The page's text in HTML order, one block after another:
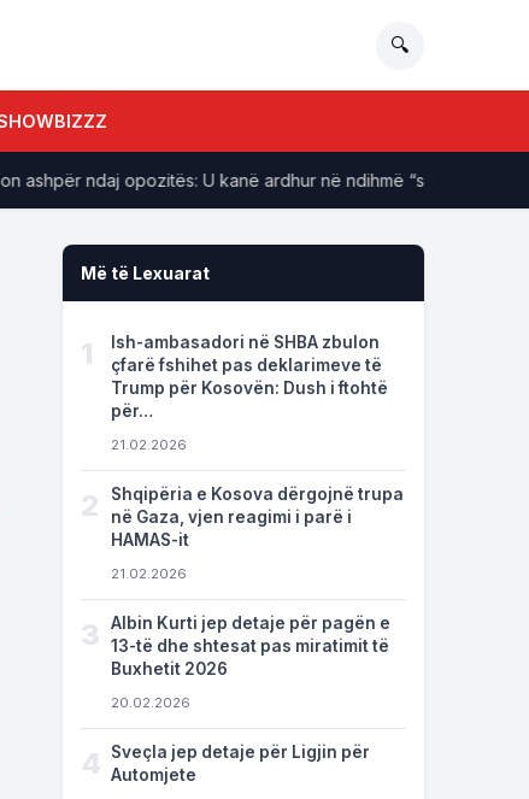
🔍
ndaj opozitës: U kanë ardhur në ndihmë “shokët e
Më të Lexuarat
1
Ish-ambasadori në SHBA zbulon
çfarë fshihet pas deklarimeve të
Trump për Kosovën: Dush i ftohtë
për…
21.02.2026
2
Shqipëria e Kosova dërgojnë trupa
në Gaza, vjen reagimi i parë i
HAMAS-it
21.02.2026
3
Albin Kurti jep detaje për pagën e
13-të dhe shtesat pas miratimit të
Buxhetit 2026
20.02.2026
4
Sveçla jep detaje për Ligjin për
Automjete